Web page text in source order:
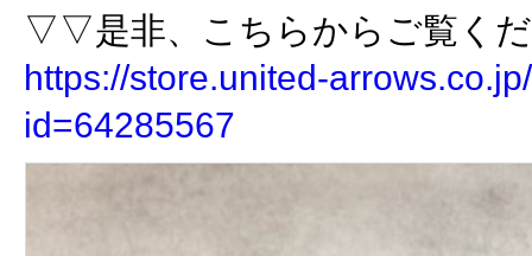
▽▽是非、こちらからご覧く
https://store.united-
id=64285567